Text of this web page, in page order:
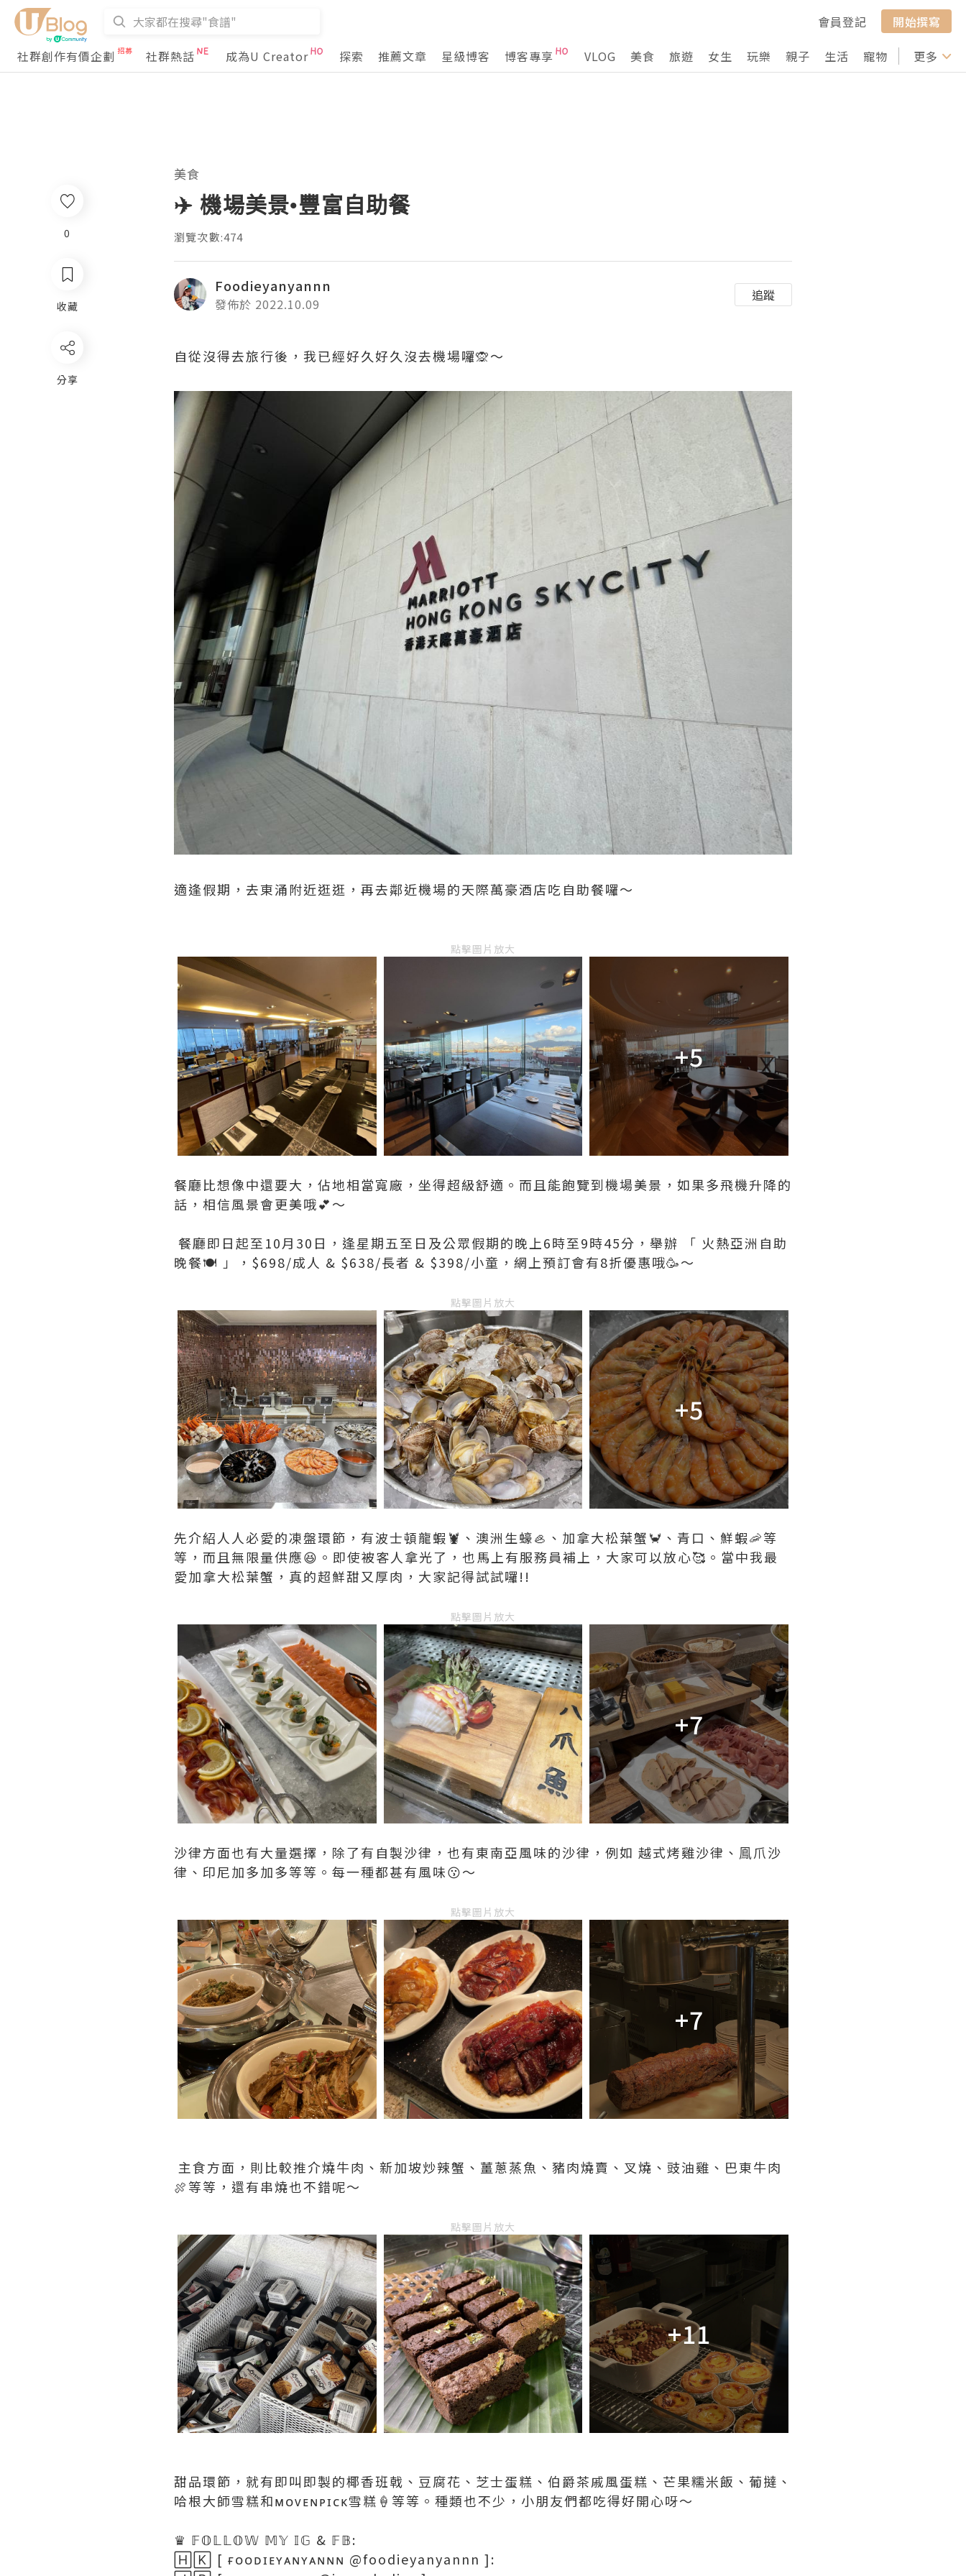
會員登記
開始撰寫
社群創作有價企劃
社群熱話 成為U Creator 探索 推薦文章 星級博客 博客專享 VLOG 美食 旅遊 女生 玩樂 親子 生活 寵物 行山 打卡
更多
0
收藏
分享
美食
✈️ 機場美景•豐富自助餐
瀏覽次數:474
Foodieyanyannn
發佈於 2022.10.09
追蹤
自從沒得去旅行後，我已經好久好久沒去機場囉🙊～
適逢假期，去東涌附近逛逛，再去鄰近機場的天際萬豪酒店吃自助餐囉～
點擊圖片放大
+5
餐廳比想像中還要大，佔地相當寬廠，坐得超級舒適。而且能飽覽到機場美景，如果多飛機升降的
話，相信風景會更美哦💕～
餐廳即日起至10月30日，逢星期五至日及公眾假期的晚上6時至9時45分，舉辦 「 火熱亞洲自助
晚餐🍽 」，$698/成人 & $638/長者 & $398/小童，網上預訂會有8折優惠哦🥳～
點擊圖片放大
+5
先介紹人人必愛的凍盤環節，有波士頓龍蝦🦞、澳洲生蠔🦪、加拿大松葉蟹🦀、青口、鮮蝦🦐等
等，而且無限量供應😆。即使被客人拿光了，也馬上有服務員補上，大家可以放心🥰。當中我最
愛加拿大松葉蟹，真的超鮮甜又厚肉，大家記得試試囉!!
點擊圖片放大
+7
沙律方面也有大量選擇，除了有自製沙律，也有東南亞風味的沙律，例如 越式烤雞沙律、鳯爪沙
律、印尼加多加多等等。每一種都甚有風味😗～
點擊圖片放大
+7
主食方面，則比較推介燒牛肉、新加坡炒辣蟹、薑蔥蒸魚、豬肉燒賣、叉燒、豉油雞、巴東牛肉
🍖等等，還有串燒也不錯呢～
點擊圖片放大
+11
甜品環節，就有即叫即製的椰香班戟、豆腐花、芝士蛋糕、伯爵茶戚風蛋糕、芒果糯米飯、葡撻、
哈根大師雪糕和ᴍᴏᴠᴇɴᴘɪᴄᴋ雪糕🍦等等。種類也不少，小朋友們都吃得好開心呀～
♛ 𝔽𝕆𝕃𝕃𝕆𝕎 𝕄𝕐 𝕀𝔾 & 𝔽𝔹:
🄷🄺 [ ғᴏᴏᴅɪᴇʏᴀɴʏᴀɴɴɴ @foodieyanyannn ]: